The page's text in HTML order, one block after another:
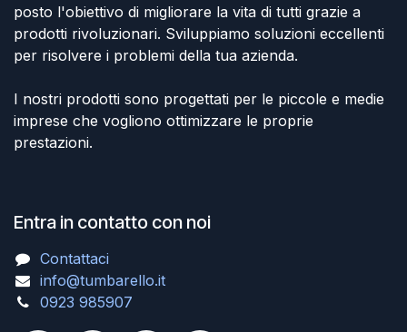
posto l'obiettivo di migliorare la vita di tutti grazie a
prodotti rivoluzionari. Sviluppiamo soluzioni eccellenti
per risolvere i problemi della tua azienda.
I nostri prodotti sono progettati per le piccole e medie
imprese che vogliono ottimizzare le proprie
prestazioni.
Entra in contatto con noi
Contattaci
info@tumbarello.it
0923 985907